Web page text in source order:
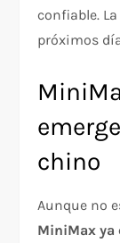
confiable.
próximos
chino
Aunque no
MiniMax ya